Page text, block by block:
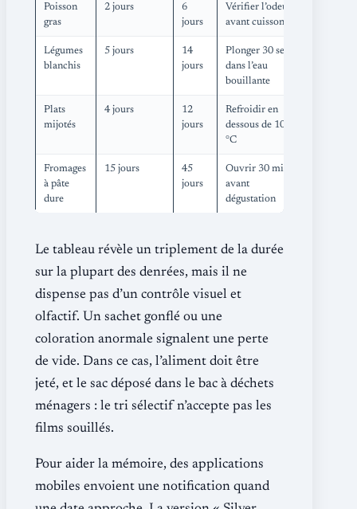
Poisson
gras
2 jours
6
jours
Vérifier l’odeur
avant cuisson
Légumes
blanchis
5 jours
14
jours
Plonger 30 sec
dans l’eau
bouillante
Plats
mijotés
4 jours
12
jours
Refroidir en
dessous de 10
°C
Fromages
à pâte
dure
15 jours
45
jours
Ouvrir 30 min
avant
dégustation
Le tableau révèle un triplement de la durée
sur la plupart des denrées, mais il ne
dispense pas d’un contrôle visuel et
olfactif. Un sachet gonflé ou une
coloration anormale signalent une perte
de vide. Dans ce cas, l’aliment doit être
jeté, et le sac déposé dans le bac à déchets
ménagers : le tri sélectif n’accepte pas les
films souillés.
Pour aider la mémoire, des applications
mobiles envoient une notification quand